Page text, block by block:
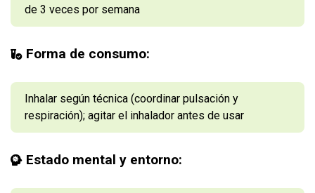
de 3 veces por semana
Forma de consumo:
Inhalar según técnica (coordinar pulsación y
respiración); agitar el inhalador antes de usar
Estado mental y entorno: